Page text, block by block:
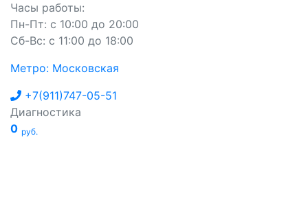
Часы работы:
Пн-Пт: с 10:00 до 20:00
Сб-Вс: с 11:00 до 18:00
Метро: Московская
+7(911)747-05-51
Диагностика
0 руб.